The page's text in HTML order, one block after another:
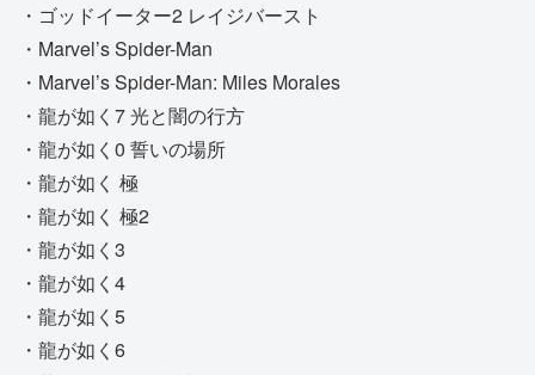
・ゴッドイーター2 レイジバースト
・Marvel’s Spider-Man
・Marvel’s Spider-Man: Miles Morales
・龍が如く7 光と闇の行方
・龍が如く0 誓いの場所
・龍が如く 極
・龍が如く 極2
・龍が如く3
・龍が如く4
・龍が如く5
・龍が如く6